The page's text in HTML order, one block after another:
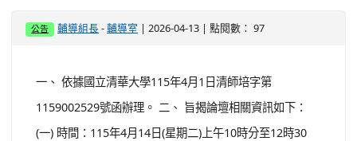
公告 輔導組長 -輔導室 | 2026-04-13 | 點閱數： 97
一、 依據國立清華大學115年4月1日清師培字第
1159002529號函辦理。 二、 旨揭論壇相關資訊如下：
(一) 時間：115年4月14日(星期二)上午10時分至12時30